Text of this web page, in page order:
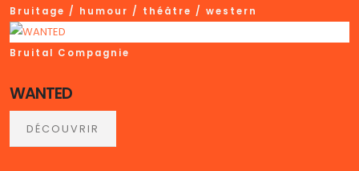
Bruitage / humour / théâtre / western
Bruital Compagnie
WANTED
DÉCOUVRIR